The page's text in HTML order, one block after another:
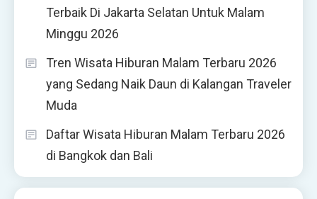
Terbaik Di Jakarta Selatan Untuk Malam
Minggu 2026
Tren Wisata Hiburan Malam Terbaru 2026
yang Sedang Naik Daun di Kalangan Traveler
Muda
Daftar Wisata Hiburan Malam Terbaru 2026
di Bangkok dan Bali